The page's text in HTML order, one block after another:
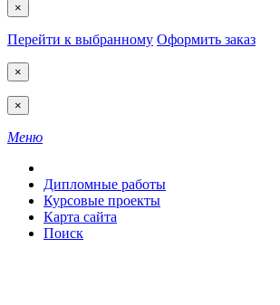
×
Перейти к выбранному Оформить заказ
×
×
Меню
Дипломные работы
Курсовые проекты
Карта сайта
Поиск